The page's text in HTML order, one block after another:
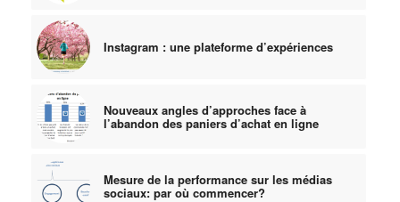
Instagram : une plateforme d’expériences
Nouveaux angles d’approches face à
l’abandon des paniers d’achat en ligne
Mesure de la performance sur les médias
sociaux: par où commencer?